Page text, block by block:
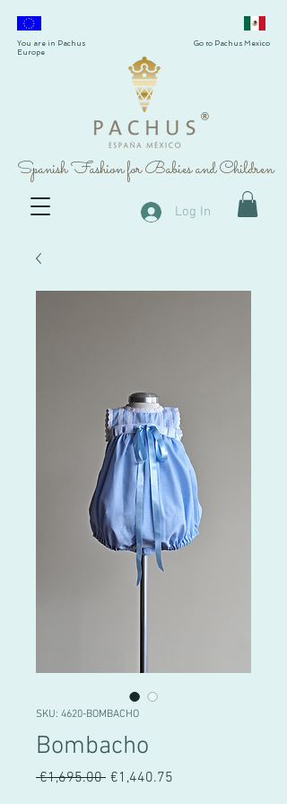
®
Spanish Fashion for Babies and Children
You are in Pachus
Europe
Go to Pachus Mexico
Log In
SKU: 4620-BOMBACHO
Bombacho
€1,695.00 Regular
€1,440.75